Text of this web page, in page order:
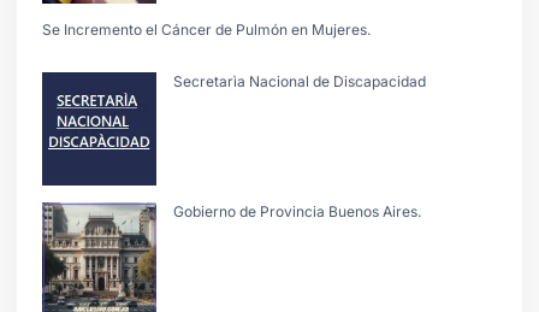
Se Incremento el Cáncer de Pulmón en Mujeres.
Secretarìa Nacional de Discapacidad
Gobierno de Provincia Buenos Aires.